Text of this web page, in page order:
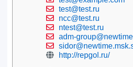
test@test.ru
ncc@test.ru
ntest@test.ru
adm-
http://repgol.ru/